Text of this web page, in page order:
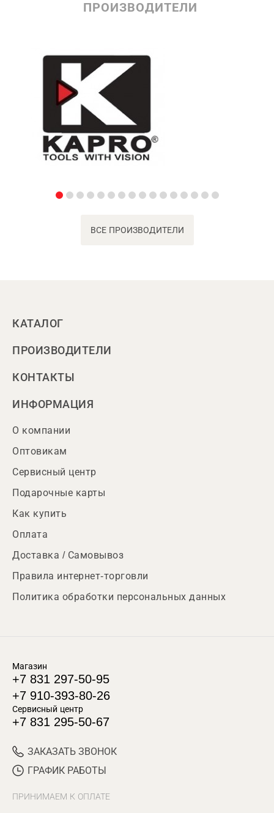
ПРОИЗВОДИТЕЛИ
ВСЕ ПРОИЗВОДИТЕЛИ
КАТАЛОГ
ПРОИЗВОДИТЕЛИ
КОНТАКТЫ
ИНФОРМАЦИЯ
О компании
Оптовикам
Сервисный центр
Подарочные карты
Как купить
Оплата
Доставка / Самовывоз
Правила интернет-торговли
Политика обработки персональных данных
Магазин
+7 831 297-50-95
+7 910-393-80-26
Сервисный центр
+7 831 295-50-67
ЗАКАЗАТЬ ЗВОНОК
ГРАФИК РАБОТЫ
ПРИНИМАЕМ К ОПЛАТЕ